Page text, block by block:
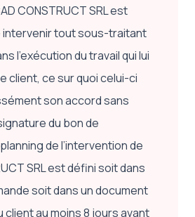
CONSTRUCT SRL est
intervenir tout sous-traitant
l’exécution du travail qui lui
client, ce sur quoi celui-ci
son accord sans
du bon de
de l’intervention de
SRL est défini soit dans
soit dans un document
client au moins 8 jours avant